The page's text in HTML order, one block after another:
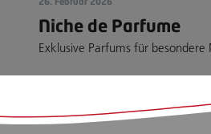
Niche de Parfume
Exklusive Parfums für